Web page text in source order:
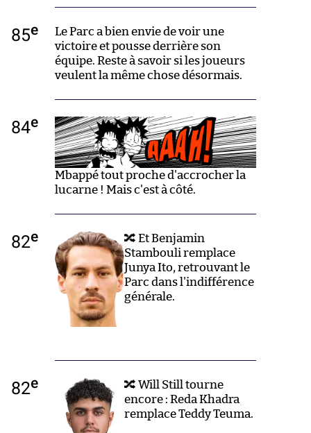
85e
Le Parc a bien envie de voir une
victoire et pousse derrière son
équipe. Reste à savoir si les joueurs
veulent la même chose désormais.
84e
Mbappé tout proche d'accrocher la
lucarne ! Mais c'est à côté.
82e
🔀 Et Benjamin
Stambouli remplace
Junya Ito, retrouvant le
Parc dans l'indifférence
générale.
82e
🔀 Will Still tourne
encore : Reda Khadra
remplace Teddy Teuma.